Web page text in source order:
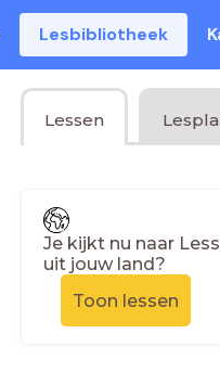
Lesbibliotheek
Lessen
Je kijkt nu naar
uit jouw land?
Toon lessen